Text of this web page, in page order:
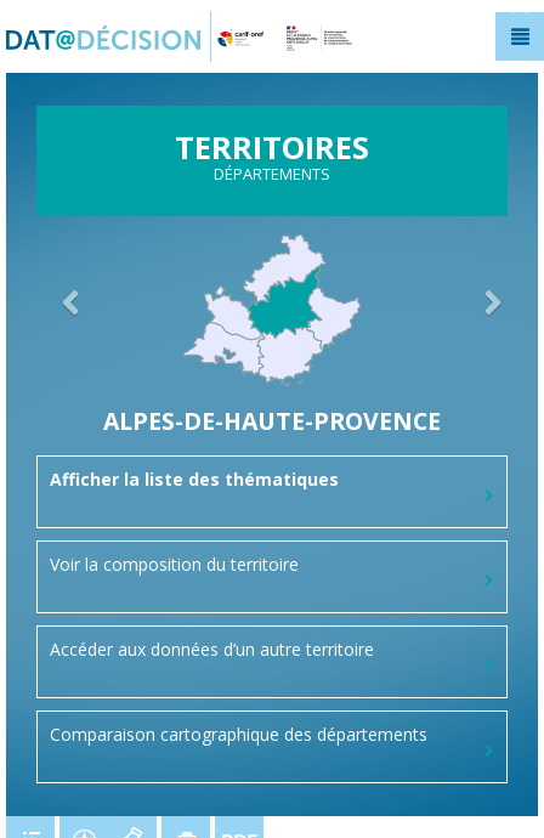
TERRITOIRES
DÉPARTEMENTS
ALPES-DE-HAUTE-PROVENCE
Afficher la liste des thématiques
Voir la composition du territoire
Accéder aux données d’un autre territoire
Comparaison cartographique des départements
Panneau de gestion des cookies